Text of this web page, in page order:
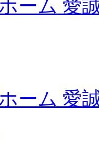
ホーム 愛
ホーム 愛